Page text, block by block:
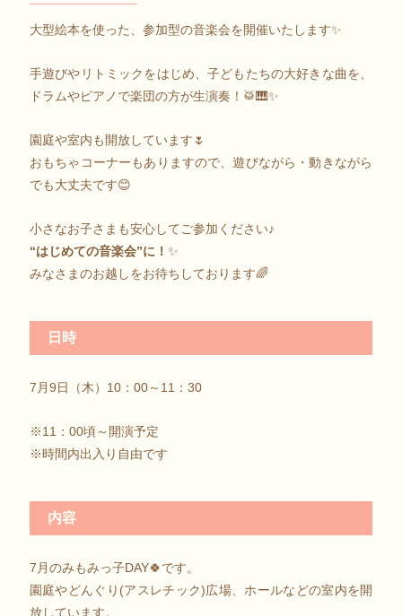
大型絵本を使った、参加型の音楽会を開催いたします✨
手遊びやリトミックをはじめ、子どもたちの大好きな曲を、
ドラムやピアノで楽団の方が生演奏！🥁🎹✨
園庭や室内も開放しています🌷
おもちゃコーナーもありますので、遊びながら・動きながら
でも大丈夫です😊
小さなお子さまも安心してご参加ください♪
“はじめての音楽会”に！ ✨
みなさまのお越しをお待ちしております🌈
日時
7月9日（木）10：00～11：30
※11：00頃～開演予定
※時間内出入り自由です
内容
7月のみもみっ子DAY🍀です。
園庭やどんぐり(アスレチック)広場、ホールなどの室内を開
放しています。